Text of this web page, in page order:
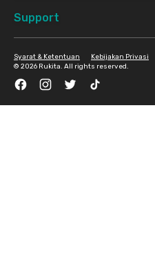
Support
© 2026 Rukita. All rights reserved.
Syarat & Ketentuan Kebijakan Privasi
FacebookInstagramTwitter TikTok